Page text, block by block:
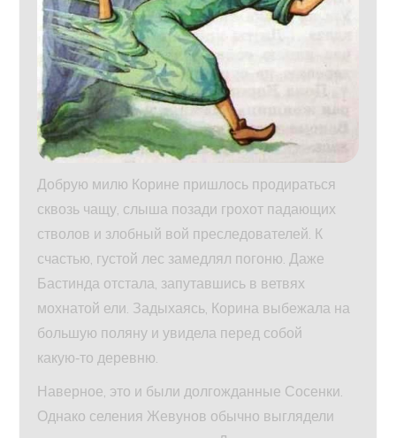
Добрую милю Корине пришлось продираться
сквозь чащу, слыша позади грохот падающих
стволов и злобный вой преследователей. К
счастью, густой лес замедлял погоню. Даже
Бастинда отстала, запутавшись в ветвях
мохнатой ели. Задыхаясь, Корина выбежала на
большую поляну и увидела перед собой
какую‑то деревню.
Наверное, это и были долгожданные Сосенки.
Однако селения Жевунов обычно выглядели